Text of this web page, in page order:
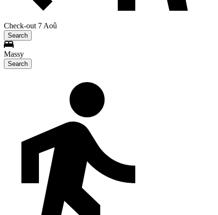
Check-out 7 Aoû
Search
Massy
Search